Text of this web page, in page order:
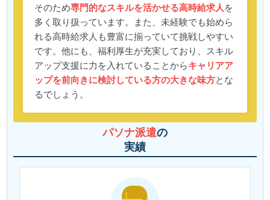
そのため専門的なスキルを活かせる高時給求人を
多く取り扱っています。また、未経験でも始めら
れる高時給求人も豊富に揃っていて挑戦しやすい
です。他にも、福利厚生が充実しており、スキル
アップ支援に力を入れていることからキャリアア
ップを前向きに検討している方の大きな味方とな
るでしょう。
パソナ派遣の
実績